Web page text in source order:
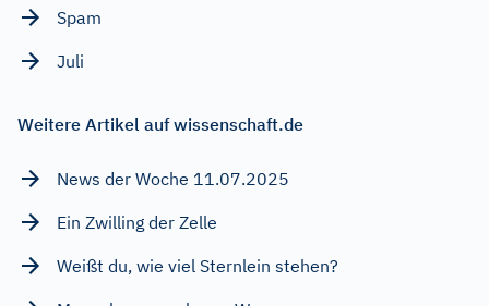
Spam
Juli
Weitere Artikel auf wissenschaft.de
News der Woche 11.07.2025
Ein Zwilling der Zelle
Weißt du, wie viel Sternlein stehen?